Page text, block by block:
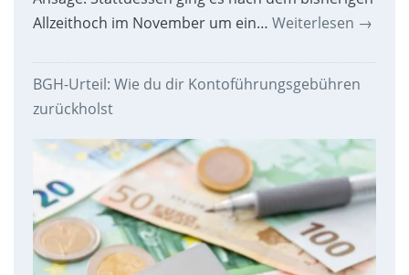
Allzeithoch im November um ein… Weiterlesen →
BGH-Urteil: Wie du dir Kontoführungsgebühren
zurückholst